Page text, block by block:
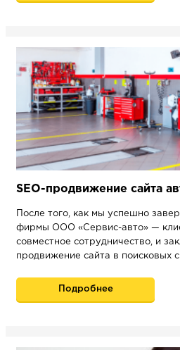
SEO-продвижение сайта
После того, как мы успешно
фирмы ООО «Сервис-авто» —
совместное сотрудничество, и
продвижение сайта в поисковых
Подробнее